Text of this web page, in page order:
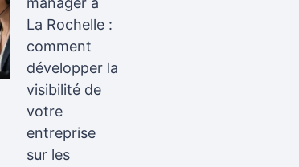
La Rochelle :
comment
développer la
visibilité de
votre
entreprise
sur les